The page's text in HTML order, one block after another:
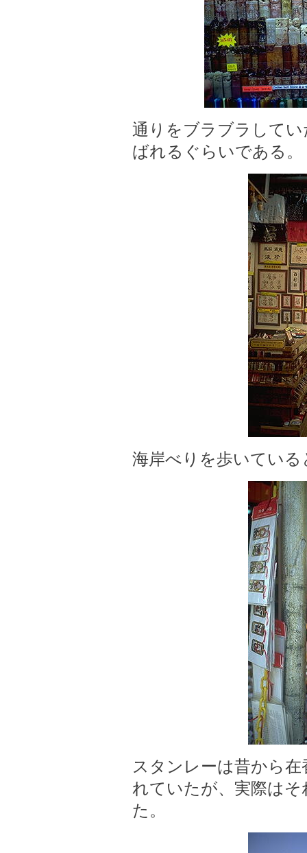
通りをブラブラして
ばれるぐらいである。
海岸べりを歩いてい
スタンレーは昔から
れていたが、実際は
た。